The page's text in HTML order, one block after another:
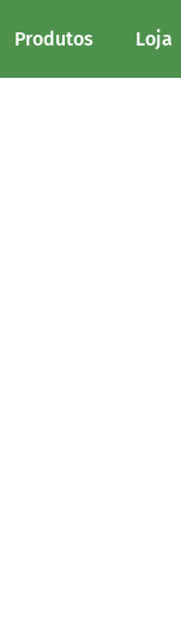
Produtos Loja